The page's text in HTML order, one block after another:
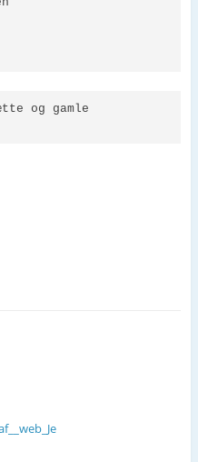
og gamle